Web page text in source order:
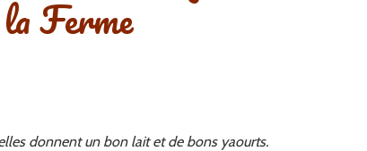
Ferme
donnent un bon lait et de bons yaourts.